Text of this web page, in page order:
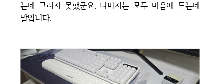
는데 그러지 못했군요. 나머지는 모두 마음에 드는데
말입니다.